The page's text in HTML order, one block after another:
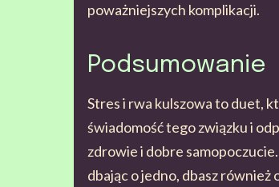
poważniejszych komplikacji.
Podsumowanie
Stres i rwa kulszowa to duet,
świadomość tego związku i
zdrowie i dobre samopoczucie.
dbając o jedno, dbasz również